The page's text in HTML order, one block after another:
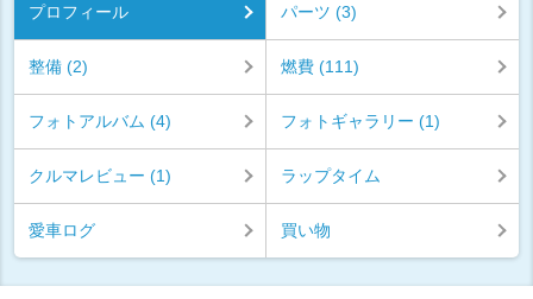
プロフィール パーツ (3)
整備 (2) 燃費 (111)
フォトアルバム (4) フォトギャラリー (1)
クルマレビュー (1) ラップタイム
愛車ログ 買い物